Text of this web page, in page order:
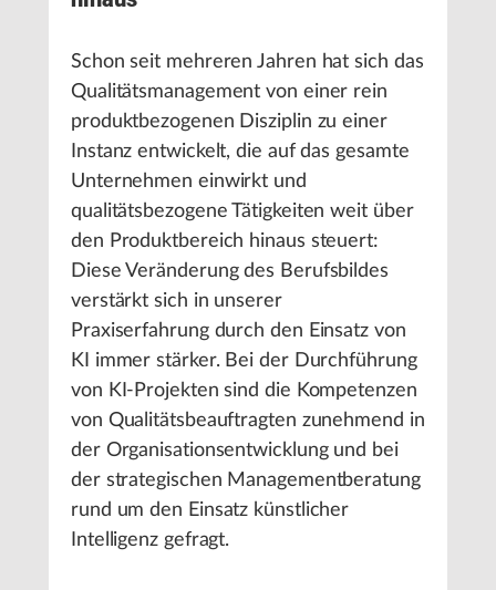
Schon seit mehreren Jahren hat sich das
Qualitätsmanagement von einer rein
produktbezogenen Disziplin zu einer
Instanz entwickelt, die auf das gesamte
Unternehmen einwirkt und
qualitätsbezogene Tätigkeiten weit über
den Produktbereich hinaus steuert:
Diese Veränderung des Berufsbildes
verstärkt sich in unserer
Praxiserfahrung durch den Einsatz von
KI immer stärker. Bei der Durchführung
von KI-Projekten sind die Kompetenzen
von Qualitätsbeauftragten zunehmend in
der Organisationsentwicklung und bei
der strategischen Managementberatung
rund um den Einsatz künstlicher
Intelligenz gefragt.